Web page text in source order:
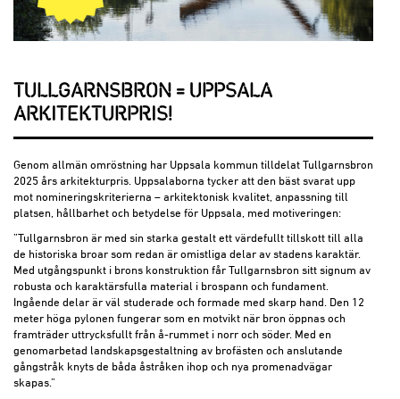
TULLGARNSBRON = UPPSALA
ARKITEKTURPRIS!
Genom allmän omröstning har Uppsala kommun tilldelat Tullgarnsbron
2025 års arkitekturpris. Uppsalaborna tycker att den bäst svarat upp
mot nomineringskriterierna – arkitektonisk kvalitet, anpassning till
platsen, hållbarhet och betydelse för Uppsala, med motiveringen:
”Tullgarnsbron är med sin starka gestalt ett värdefullt tillskott till alla
de historiska broar som redan är omistliga delar av stadens karaktär.
Med utgångspunkt i brons konstruktion får Tullgarnsbron sitt signum av
robusta och karaktärsfulla material i brospann och fundament.
Ingående delar är väl studerade och formade med skarp hand. Den 12
meter höga pylonen fungerar som en motvikt när bron öppnas och
framträder uttrycksfullt från å-rummet i norr och söder. Med en
genomarbetad landskapsgestaltning av brofästen och anslutande
gångstråk knyts de båda åstråken ihop och nya promenadvägar
skapas.”